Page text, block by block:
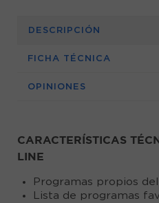
DESCRIPCIÓN
FICHA TÉCNICA
OPINIONES
CARACTERÍSTICAS
LINE
Programas propios
Lista de programas